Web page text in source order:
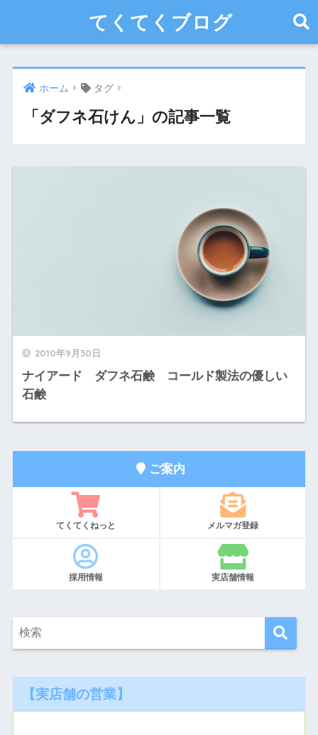
てくてくブログ
ホーム タグ
「ダフネ石けん」の記事一覧
2010年9月30日
ナイアード ダフネ石鹸 コールド製法の優しい
石鹸
ご案内
てくてくねっと メルマガ登録
採用情報 実店舗情報
【実店舗の営業】